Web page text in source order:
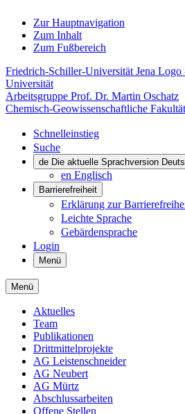
Zur Hauptnavigation
Zum Inhalt
Zum Fußbereich
Friedrich-Schiller-Universität Jena Logo
Universität
Arbeitsgruppe Prof. Dr. Martin Oschatz
Chemisch-Geowissenschaftliche Fakultät
Schnelleinstieg
Suche
de Die aktuelle Sprachversion
en Englisch
Barrierefreiheit
Erklärung zur
Leichte Sprache
Gebärdensprache
Login
Menü
Menü
Aktuelles
Team
Publikationen
Drittmittelprojekte
AG Leistenschneider
AG Neubert
AG Mürtz
Abschlussarbeiten
Offene Stellen